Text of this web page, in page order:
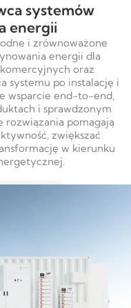
systemów
energii
i zrównoważone
energii dla
oraz
systemu po instalację i
wsparcie end-to-end,
i sprawdzonym
rozwiązania pomagają
zwiększać
w kierunku